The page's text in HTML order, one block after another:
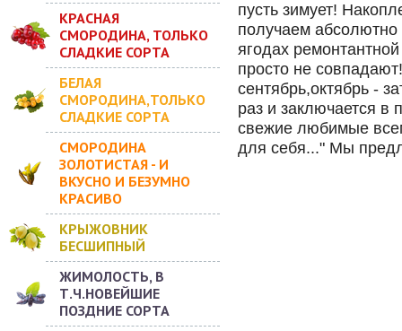
КРАСНАЯ
СМОРОДИНА, ТОЛЬКО
СЛАДКИЕ СОРТА
БЕЛАЯ
СМОРОДИНА,ТОЛЬКО
СЛАДКИЕ СОРТА
СМОРОДИНА
ЗОЛОТИСТАЯ - И
ВКУСНО И БЕЗУМНО
КРАСИВО
КРЫЖОВНИК
БЕСШИПНЫЙ
ЖИМОЛОСТЬ, В
Т.Ч.НОВЕЙШИЕ
ПОЗДНИЕ СОРТА
пусть зимует!
получаем абсолютно
ягодах
просто не
сентябрь,октябрь -
раз и заключается в
свежие любимые
для себя..." Мы